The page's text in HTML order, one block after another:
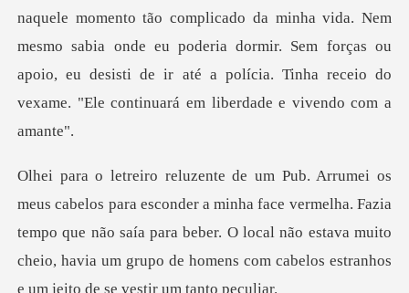
naquele momento tão complicado da minha vida. Nem
mesm
a face vermelha. Fazia
tempo que não saía para beber. O local não estava muito
cheio, h